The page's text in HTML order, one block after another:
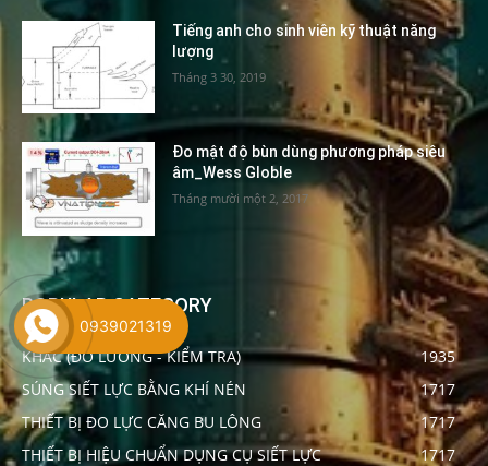
Tiếng anh cho sinh viên kỹ thuật năng
lượng
Tháng 3 30, 2019
Đo mật độ bùn dùng phương pháp siêu
âm_Wess Globle
Tháng mười một 2, 2017
POPULAR CATEGORY
KHÁC (ĐO LƯỜNG - KIỂM TRA)
1935
SÚNG SIẾT LỰC BẰNG KHÍ NÉN
1717
THIẾT BỊ ĐO LỰC CĂNG BU LÔNG
1717
THIẾT BỊ HIỆU CHUẨN DỤNG CỤ SIẾT LỰC
1717
0939021319